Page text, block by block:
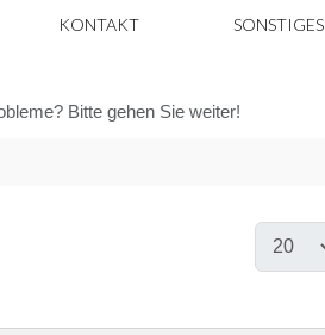
KONTAKT SONSTIGES
Bitte gehen Sie weiter!